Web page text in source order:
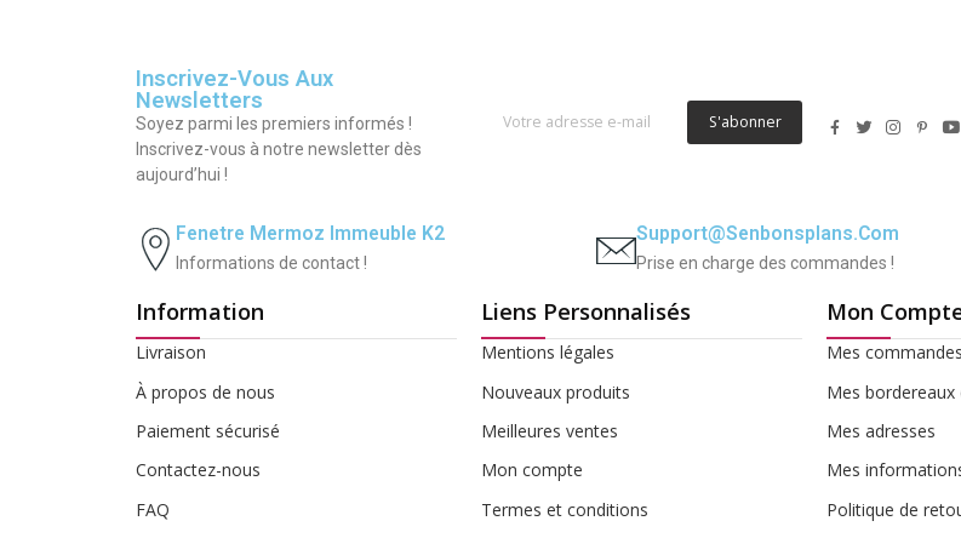
Inscrivez-Vous Aux
Newsletters
Soyez parmi les premiers informés !
Inscrivez-vous à notre newsletter dès
aujourd’hui !
S'abonner
Fenetre Mermoz Immeuble K2
Informations de contact !
Support@senbonsplans.com
Prise en charge des commandes !
Information
Livraison
À propos de nous
Paiement sécurisé
Contactez-nous
FAQ
Liens Personnalisés
Mentions légales
Nouveaux produits
Meilleures ventes
Mon compte
Termes et conditions
Mon
Mes commandes
Mes bordereaux
Mes adresses
Mes
Politique de